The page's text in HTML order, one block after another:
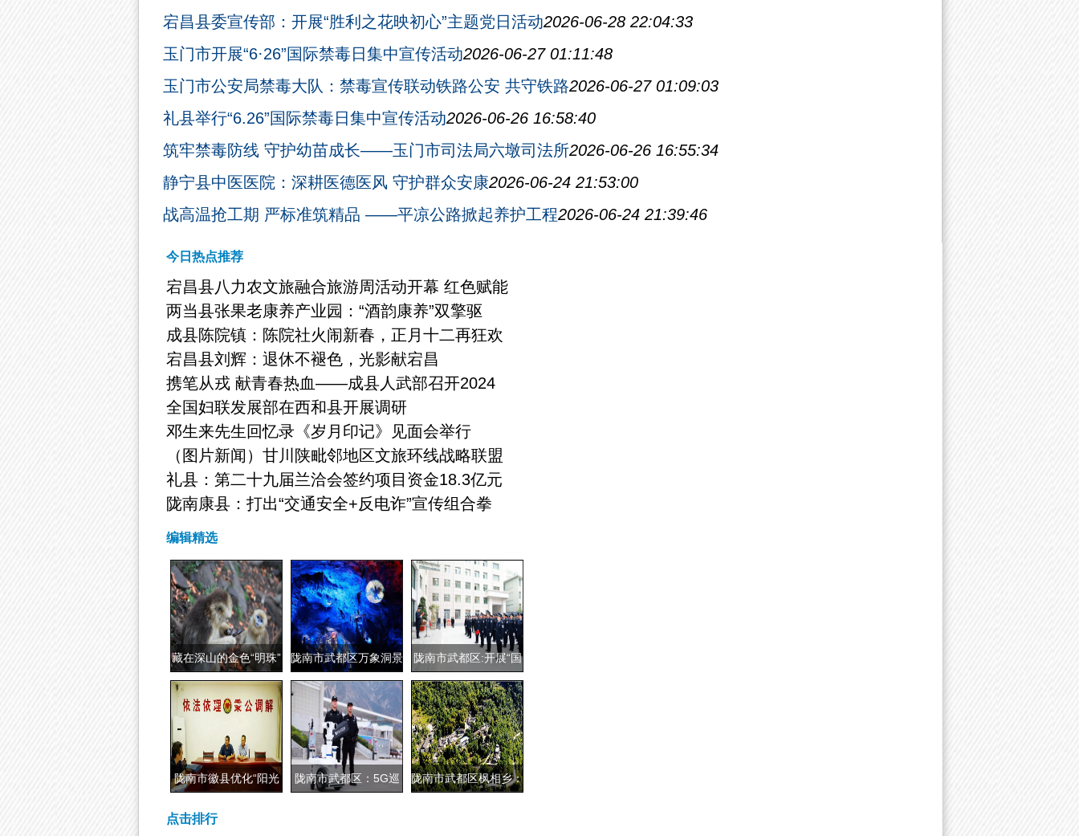
宕昌县委宣传部：开展“胜利之花映初心”主题党日活动2026-06-28 22:04:33
玉门市开展“6·26”国际禁毒日集中宣传活动2026-06-27 01:11:48
玉门市公安局禁毒大队：禁毒宣传联动铁路公安 共守铁路2026-06-27 01:09:03
礼县举行“6.26”国际禁毒日集中宣传活动2026-06-26 16:58:40
筑牢禁毒防线 守护幼苗成长——玉门市司法局六墩司法所2026-06-26 16:55:34
静宁县中医医院：深耕医德医风 守护群众安康2026-06-24 21:53:00
战高温抢工期 严标准筑精品 ——平凉公路掀起养护工程2026-06-24 21:39:46
今日热点推荐
宕昌县八力农文旅融合旅游周活动开幕 红色赋能
两当县张果老康养产业园：“酒韵康养”双擎驱
成县陈院镇：陈院社火闹新春，正月十二再狂欢
宕昌县刘辉：退休不褪色，光影献宕昌
携笔从戎 献青春热血——成县人武部召开2024
全国妇联发展部在西和县开展调研
邓生来先生回忆录《岁月印记》见面会举行
（图片新闻）甘川陕毗邻地区文旅环线战略联盟
礼县：第二十九届兰洽会签约项目资金18.3亿元
陇南康县：打出“交通安全+反电诈”宣传组合拳
编辑精选
藏在深山的金色“明珠” 陇南市武都区万象洞景
区为游客打
陇南市武都区:开展“国
家宪法日”
陇南市徽县优化“阳光 陇南市武都区：5G巡 陇南市武都区枫相乡：
点击排行